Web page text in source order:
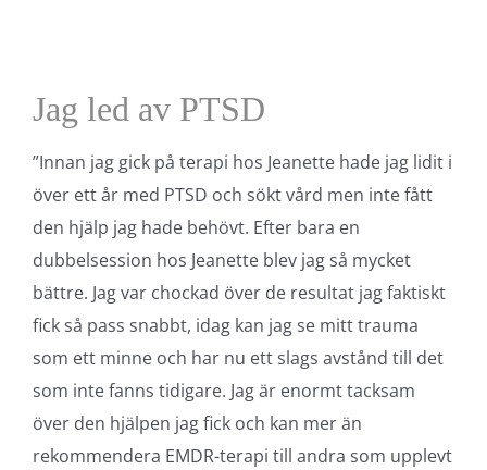
Jag led av PTSD
”Innan jag gick på terapi hos Jeanette hade jag lidit i
över ett år med PTSD och sökt vård men inte fått
den hjälp jag hade behövt. Efter bara en
dubbelsession hos Jeanette blev jag så mycket
bättre. Jag var chockad över de resultat jag faktiskt
fick så pass snabbt, idag kan jag se mitt trauma
som ett minne och har nu ett slags avstånd till det
som inte fanns tidigare. Jag är enormt tacksam
över den hjälpen jag fick och kan mer än
rekommendera EMDR-terapi till andra som upplevt